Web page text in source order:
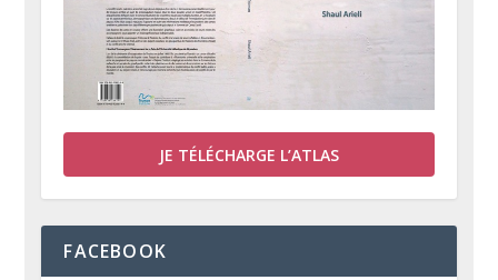
JE TÉLÉCHARGE L’ATLAS
FACEBOOK